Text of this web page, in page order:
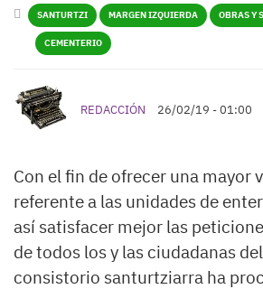
SANTURTZI MARGEN IZQUIERDA OBRAS Y
CEMENTERIO
REDACCIÓN 26/02/19 - 01:00
Con el fin de ofrecer una mayor
referente a las unidades de
así satisfacer mejor las
de todos los y las ciudadanas
consistorio santurtziarra ha